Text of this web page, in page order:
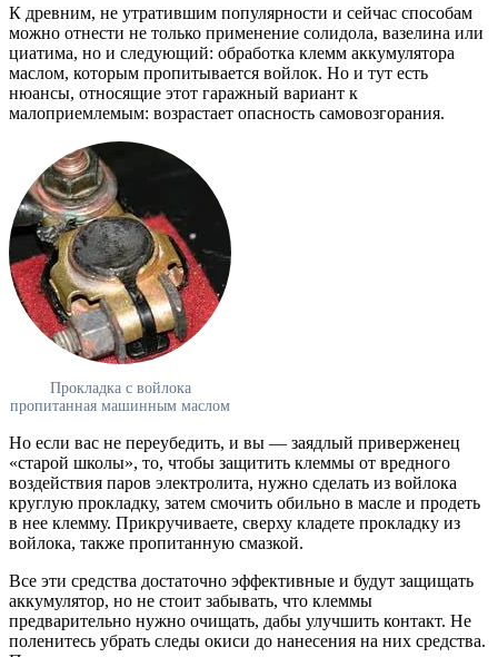
К древним, не утратившим популярности и сейчас способам
можно отнести не только применение солидола, вазелина или
циатима, но и следующий: обработка клемм аккумулятора
маслом, которым пропитывается войлок. Но и тут есть
нюансы, относящие этот гаражный вариант к
малоприемлемым: возрастает опасность самовозгорания.
Прокладка с войлока
пропитанная машинным маслом
Но если вас не переубедить, и вы — заядлый приверженец
«старой школы», то, чтобы защитить клеммы от вредного
воздействия паров электролита, нужно сделать из войлока
круглую прокладку, затем смочить обильно в масле и продеть
в нее клемму. Прикручиваете, сверху кладете прокладку из
войлока, также пропитанную смазкой.
Все эти средства достаточно эффективные и будут защищать
аккумулятор, но не стоит забывать, что клеммы
предварительно нужно очищать, дабы улучшить контакт. Не
поленитесь убрать следы окиси до нанесения на них средства.